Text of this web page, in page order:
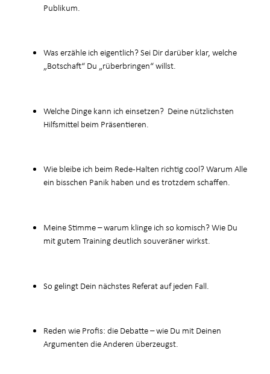
Publikum.
Was erzähle ich eigentlich? Sei Dir darüber klar, welche
„Botschaft“ Du „rüberbringen“ willst.
Welche Dinge kann ich einsetzen? Deine nützlichsten
Hilfsmittel beim Präsentieren.
Wie bleibe ich beim Rede-Halten richtig cool? Warum Alle
ein bisschen Panik haben und es trotzdem schaffen.
Meine Stimme – warum klinge ich so komisch? Wie Du
mit gutem Training deutlich souveräner wirkst.
So gelingt Dein nächstes Referat auf jeden Fall.
Reden wie Profis: die Debatte – wie Du mit Deinen
Argumenten die Anderen überzeugst.